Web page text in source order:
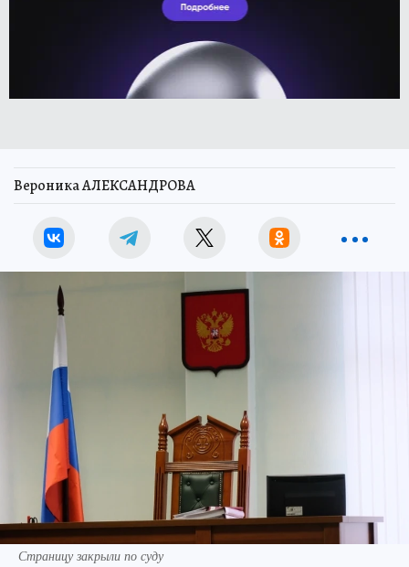
Вероника АЛЕКСАНДРОВА
Страницу закрыли по суду